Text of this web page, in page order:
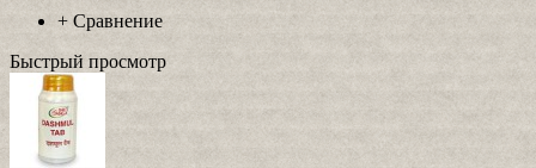
+ Сравнение
Быстрый просмотр